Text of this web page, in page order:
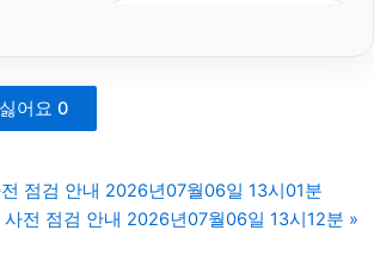
청주이혼전문변호사
이혼소송
싫어요 0
점검 안내 2026년07월06일 13시01분
전 점검 안내 2026년07월06일 13시12분 »